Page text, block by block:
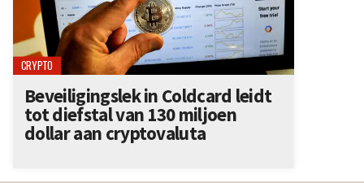
CRYPTO
Beveiligingslek in Coldcard leidt
tot diefstal van 130 miljoen
dollar aan cryptovaluta